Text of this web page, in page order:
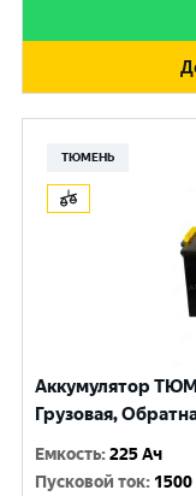
ТЮМЕНЬ
Аккумулятор
Грузовая,
Емкость:225 Ач
Пусковой ток: 1500